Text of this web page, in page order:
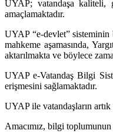
UYAP; vatandaşa kaliteli,
amaçlamaktadır.
UYAP “e-devlet” sisteminin
mahkeme aşamasında,
aktarılmakta ve böylece
UYAP e-Vatandaş Bilgi
erişmesini sağlamaktadır.
UYAP ile vatandaşların
Amacımız, bilgi